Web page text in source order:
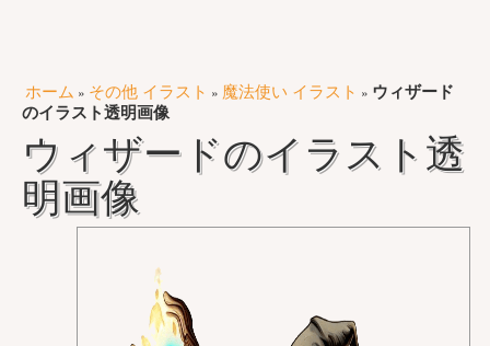
ホーム » その他 イラスト » 魔法使い イラスト » ウィザード
のイラスト透明画像
ウィザードのイラスト透
明画像